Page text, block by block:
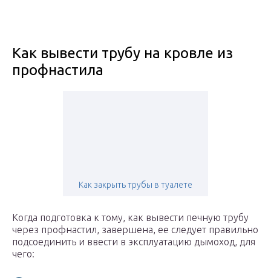
Как вывести трубу на кровле из
профнастила
Как закрыть трубы в туалете
Когда подготовка к тому, как вывести печную трубу
через профнастил, завершена, ее следует правильно
подсоединить и ввести в эксплуатацию дымоход, для
чего: